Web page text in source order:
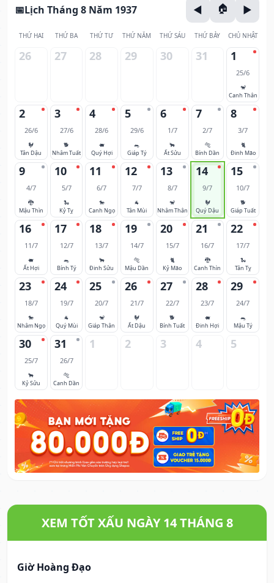
Lịch Tháng 8 Năm 1937
THỨ HAI THỨ BA THỨ TƯ THỨ NĂM THỨ SÁU THỨ BẢY CHỦ NHẬT
26 27 28 29 30 31 1
25/6
🐒
Canh Thân
2
26/6
🐓
Tân Dậu
3
27/6
🐕
Nhâm Tuất
4
28/6
🐖
Quý Hợi
5
29/6
🐀
Giáp Tý
6
1/7
🐂
Ất Sửu
7
2/7
🐅
Bính Dần
8
3/7
🐈
Đinh Mão
9
4/7
🐉
Mậu Thìn
10
5/7
🐍
Kỷ Tỵ
11
6/7
🐎
Canh Ngọ
12
7/7
🐐
Tân Mùi
13
8/7
🐒
Nhâm Thân
14
9/7
🐓
Quý Dậu
15
10/7
🐕
Giáp Tuất
16
11/7
🐖
Ất Hợi
17
12/7
🐀
Bính Tý
18
13/7
🐂
Đinh Sửu
19
14/7
🐅
Mậu Dần
20
15/7
🐈
Kỷ Mão
21
16/7
🐉
Canh Thìn
22
17/7
🐍
Tân Tỵ
23
18/7
🐎
Nhâm Ngọ
24
19/7
🐐
Quý Mùi
25
20/7
🐒
Giáp Thân
26
21/7
🐓
Ất Dậu
27
22/7
🐕
Bính Tuất
28
23/7
🐖
Đinh Hợi
29
24/7
🐀
Mậu Tý
30
25/7
🐂
Kỷ Sửu
31
26/7
🐅
Canh Dần
1 2 3 4 5
XEM TỐT XẤU NGÀY 14 THÁNG 8
Giờ Hoàng Đạo